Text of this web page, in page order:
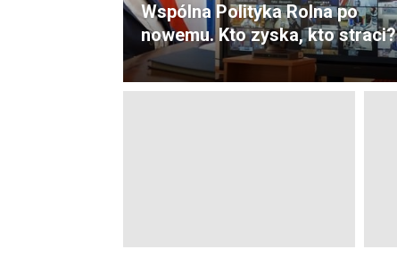
Wspólna Polityka Rolna po
nowemu. Kto zyska, kto straci?